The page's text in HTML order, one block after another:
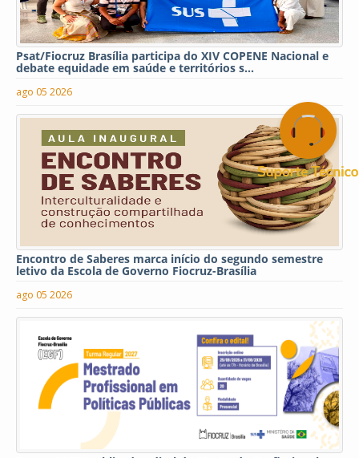
Psat/Fiocruz Brasília participa do XIV COPENE Nacional e
debate equidade em saúde e territórios s...
ago 05 2026
Encontro de Saberes marca início do segundo semestre
letivo da Escola de Governo Fiocruz-Brasília
ago 05 2026